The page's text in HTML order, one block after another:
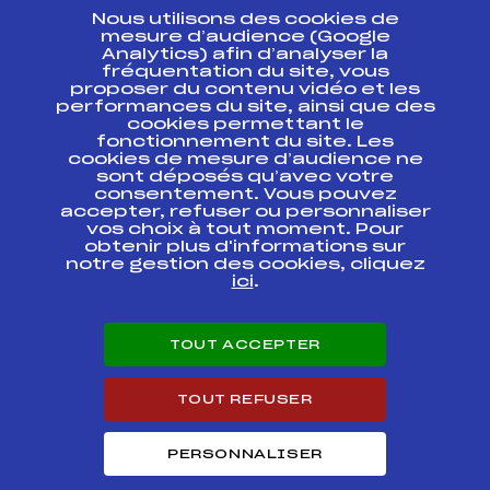
Ressources
Pass’Neige
Projet sportif fédéral
Projet de performance fédéral
Antidopage
Pôle Développement, Formation, Suivi
Scientifique
Listes ministérielles
Pôle vie de l’athlète
Enseignement professionnel
Carrières
Nous utilisons des cookies de
mesure d’audience (Google
Analytics) afin d’analyser la
fréquentation du site, vous
proposer du contenu vidéo et les
performances du site, ainsi que des
cookies permettant le
fonctionnement du site. Les
cookies de mesure d’audience ne
sont déposés qu’avec votre
consentement. Vous pouvez
accepter, refuser ou personnaliser
vos choix à tout moment. Pour
obtenir plus d'informations sur
notre gestion des cookies, cliquez
ici.
TOUT ACCEPTER
TOUT REFUSER
PERSONNALISER